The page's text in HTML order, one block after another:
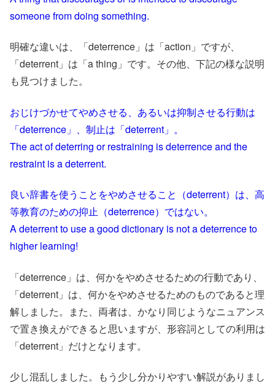
someone from doing something.
明確な違いは、「deterrence」は「action」ですが、
「deterrent」は「a thing」です。その他、下記の様な説明
も見つけました。
おじけづかせてやめさせる、あるいは抑制させる行動は
「deterrence」、制止は「deterrent」。
The act of deterring or restraining is deterrence and the
restraint is a deterrent.
良い辞書を使うことをやめさせること（deterrent）は、高
等教育のための抑止（deterrence）ではない。
A deterrent to use a good dictionary is not a deterrence to
higher learning!
「deterrence」は、何かをやめさせるための行動であり、
「deterrent」は、何かをやめさせるためのものであると理
解しました。また、両者は、かなり同じようなニュアンス
で置き換えができると思いますが、形容詞としての利用は
「deterrent」だけとなります。
少し混乱しました。もう少し分かりやすい解説がありまし